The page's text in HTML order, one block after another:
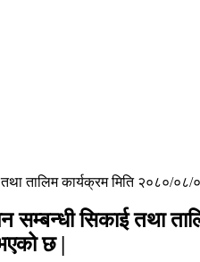
तालिम कार्यक्रम मिति २०८०/
सम्बन्धी सिकाई
छ |